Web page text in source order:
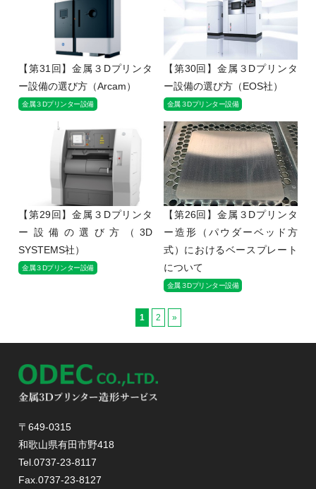
【第31回】金属３Dプリンタ
ー設備の選び方（Arcam）
金属３Dプリンター設備
【第30回】金属３Dプリンタ
ー設備の選び方（EOS社）
金属３Dプリンター設備
【第29回】金属３Dプリンタ
ー設備の選び方（3D
SYSTEMS社）
金属３Dプリンター設備
【第26回】金属３Dプリンタ
ー造形（パウダーベッド方
式）におけるベースプレート
について
金属３Dプリンター設備
1 2 »
〒649-0315
和歌山県有田市野418
Tel.0737-23-8117
Fax.0737-23-8127